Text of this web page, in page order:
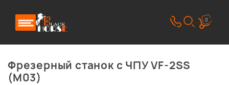
0
Фрезерный станок с ЧПУ VF-2SS
(M03)